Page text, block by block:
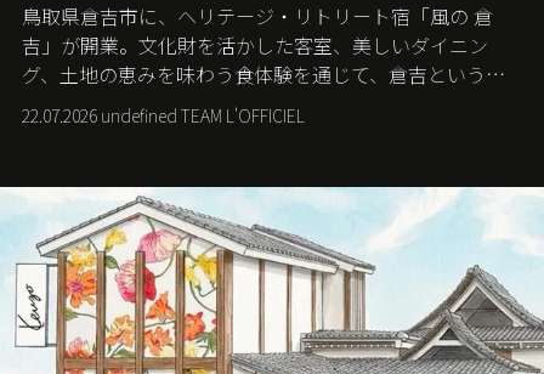
鳥取県倉吉市に、ヘリテージ・リトリート宿「風の 倉
吉」が開業。文化財を活かした客室、美しいダイニン
グ、土地の恵みを味わう食体験を通じて、倉吉というま
ちに深く滞在する旅を提案する。
22.07.2026 undefined TEAM L'OFFICIEL